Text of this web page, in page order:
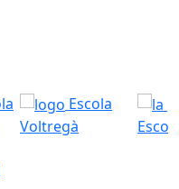
Escola
Voltregà